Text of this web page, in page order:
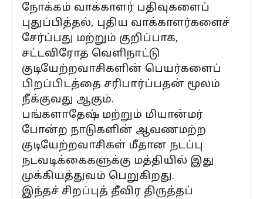
நோக்கம் வாக்காளர் பதிவுகளைப்
புதுப்பித்தல், புதிய வாக்காளர்களைச்
சேர்ப்பது மற்றும் குறிப்பாக,
சட்டவிரோத வெளிநாட்டு
குடியேற்றவாசிகளின் பெயர்களைப்
பிறப்பிடத்தை சரிபார்ப்பதன் மூலம்
நீக்குவது ஆகும்.
பங்களாதேஷ் மற்றும் மியான்மர்
போன்ற நாடுகளின் ஆவணமற்ற
குடியேற்றவாசிகள் மீதான நடப்பு
நடவடிக்கைகளுக்கு மத்தியில் இது
முக்கியத்துவம் பெறுகிறது.
இந்தச் சிறப்புத் தீவிர திருத்தப்